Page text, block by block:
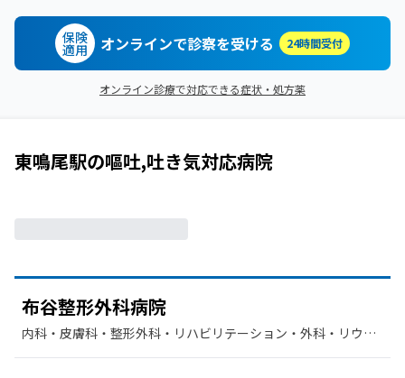
保険
適用 オンラインで診察を受ける 24時間受付
オンライン診療で対応できる症状・処方薬
東鳴尾駅の嘔吐,吐き気対応病院
布谷整形外科病院
内科・​皮膚科・​整形外科・​リハビリテーション・​外科・​リウマ